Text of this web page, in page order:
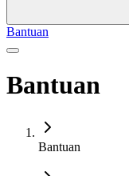
Bantuan
Bantuan
Bantuan